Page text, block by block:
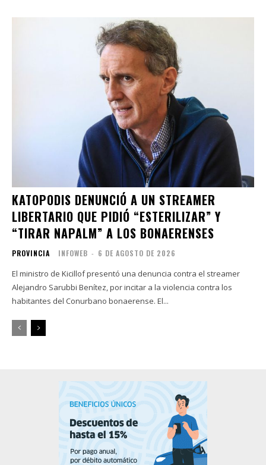
KATOPODIS DENUNCIÓ A UN STREAMER
LIBERTARIO QUE PIDIÓ “ESTERILIZAR” Y
“TIRAR NAPALM” A LOS BONAERENSES
PROVINCIA INFOWEB - 6 DE AGOSTO DE 2026
El ministro de Kicillof presentó una denuncia contra el streamer
Alejandro Sarubbi Benítez, por incitar a la violencia contra los
habitantes del Conurbano bonaerense. El...